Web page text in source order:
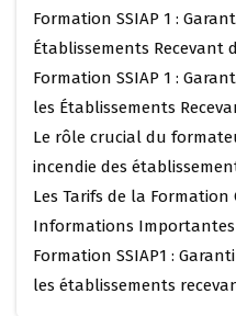
Formation SSIAP 1 :
Établissements Recevant
Formation SSIAP 1 :
les Établissements
Le rôle crucial du
incendie des
Les Tarifs de la Formation
Informations
Formation SSIAP1 :
les établissements